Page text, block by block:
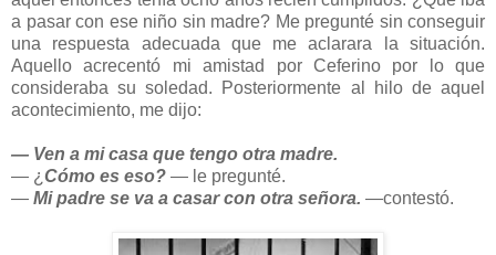
a pasar con ese niño sin madre? Me pregunté sin conseguir
una respuesta adecuada que me aclarara la situación.
Aquello acrecentó mi amistad por Ceferino por lo que
consideraba su soledad. Posteriormente al hilo de aquel
acontecimiento, me dijo:
― Ven a mi casa que tengo otra madre.
― ¿ Cómo es eso? ― le pregunté.
― Mi padre se va a casar con otra señora. ―contestó.